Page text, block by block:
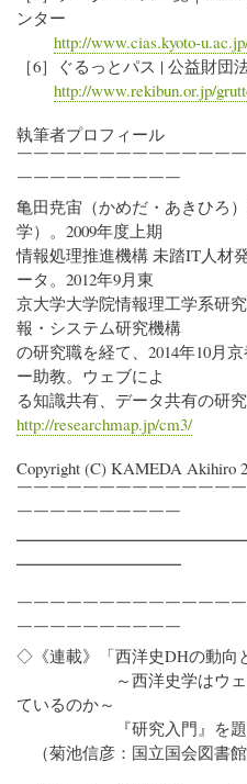
ンター
http://www.cias.kyoto-
［6］ぐるっとパス | 公益財
http://www.rekibun.or.jp/
執筆者プロフィール
￣￣￣￣￣￣￣￣￣￣￣￣￣
￣￣￣￣￣￣￣￣￣￣
亀田尭宙（かめだ・あきひろ
学）。2009年度上期
情報処理推進機構 未踏IT人材
ータ。2012年9月東
京大学大学院情報理工学系研
報・システム研究機構
の研究職を経て、2014年10月
ー助教。ウェブによ
る知識共有、データ共有の研究
http://researchmap.jp/cm3/
Copyright (C) KAMEDA Akihiro
￣￣￣￣￣￣￣￣￣￣￣￣￣
￣￣￣￣￣￣￣￣￣￣
━━━━━━━━━━
￣￣￣￣￣￣￣￣￣￣￣￣￣
￣￣￣￣￣￣￣￣￣￣
◇《連載》「西洋史DHの動向
～西洋史学はウェブ情
ているのか～
『研究入門』を題材
（菊池信彦：国立国会図書館